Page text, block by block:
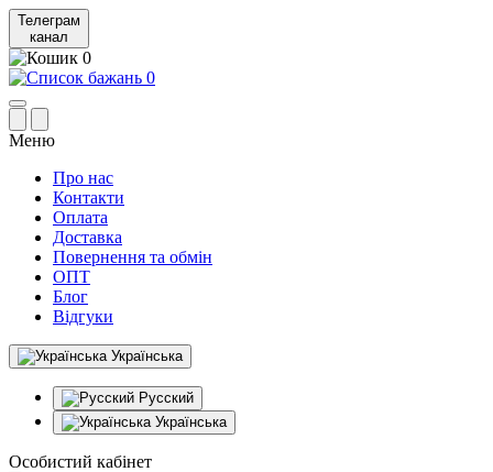
Телеграм
канал
0
0
Меню
Про нас
Контакти
Оплата
Доставка
Повернення та обмін
ОПТ
Блог
Відгуки
Українська
Русский
Українська
Особистий кабінет